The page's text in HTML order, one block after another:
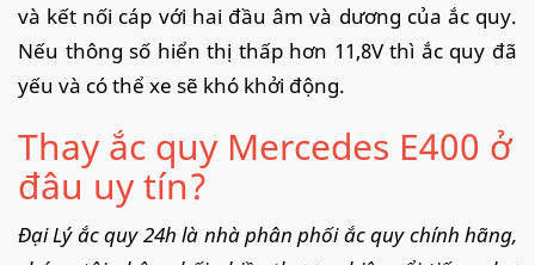
và kết nối cáp với hai đầu âm và dương của ắc quy.
Nếu thông số hiển thị thấp hơn 11,8V thì ắc quy đã
yếu và có thể xe sẽ khó khởi động.
Thay ắc quy Mercedes E400 ở
đâu uy tín?
Đại Lý ắc quy 24h là nhà phân phối ắc quy chính hãng,